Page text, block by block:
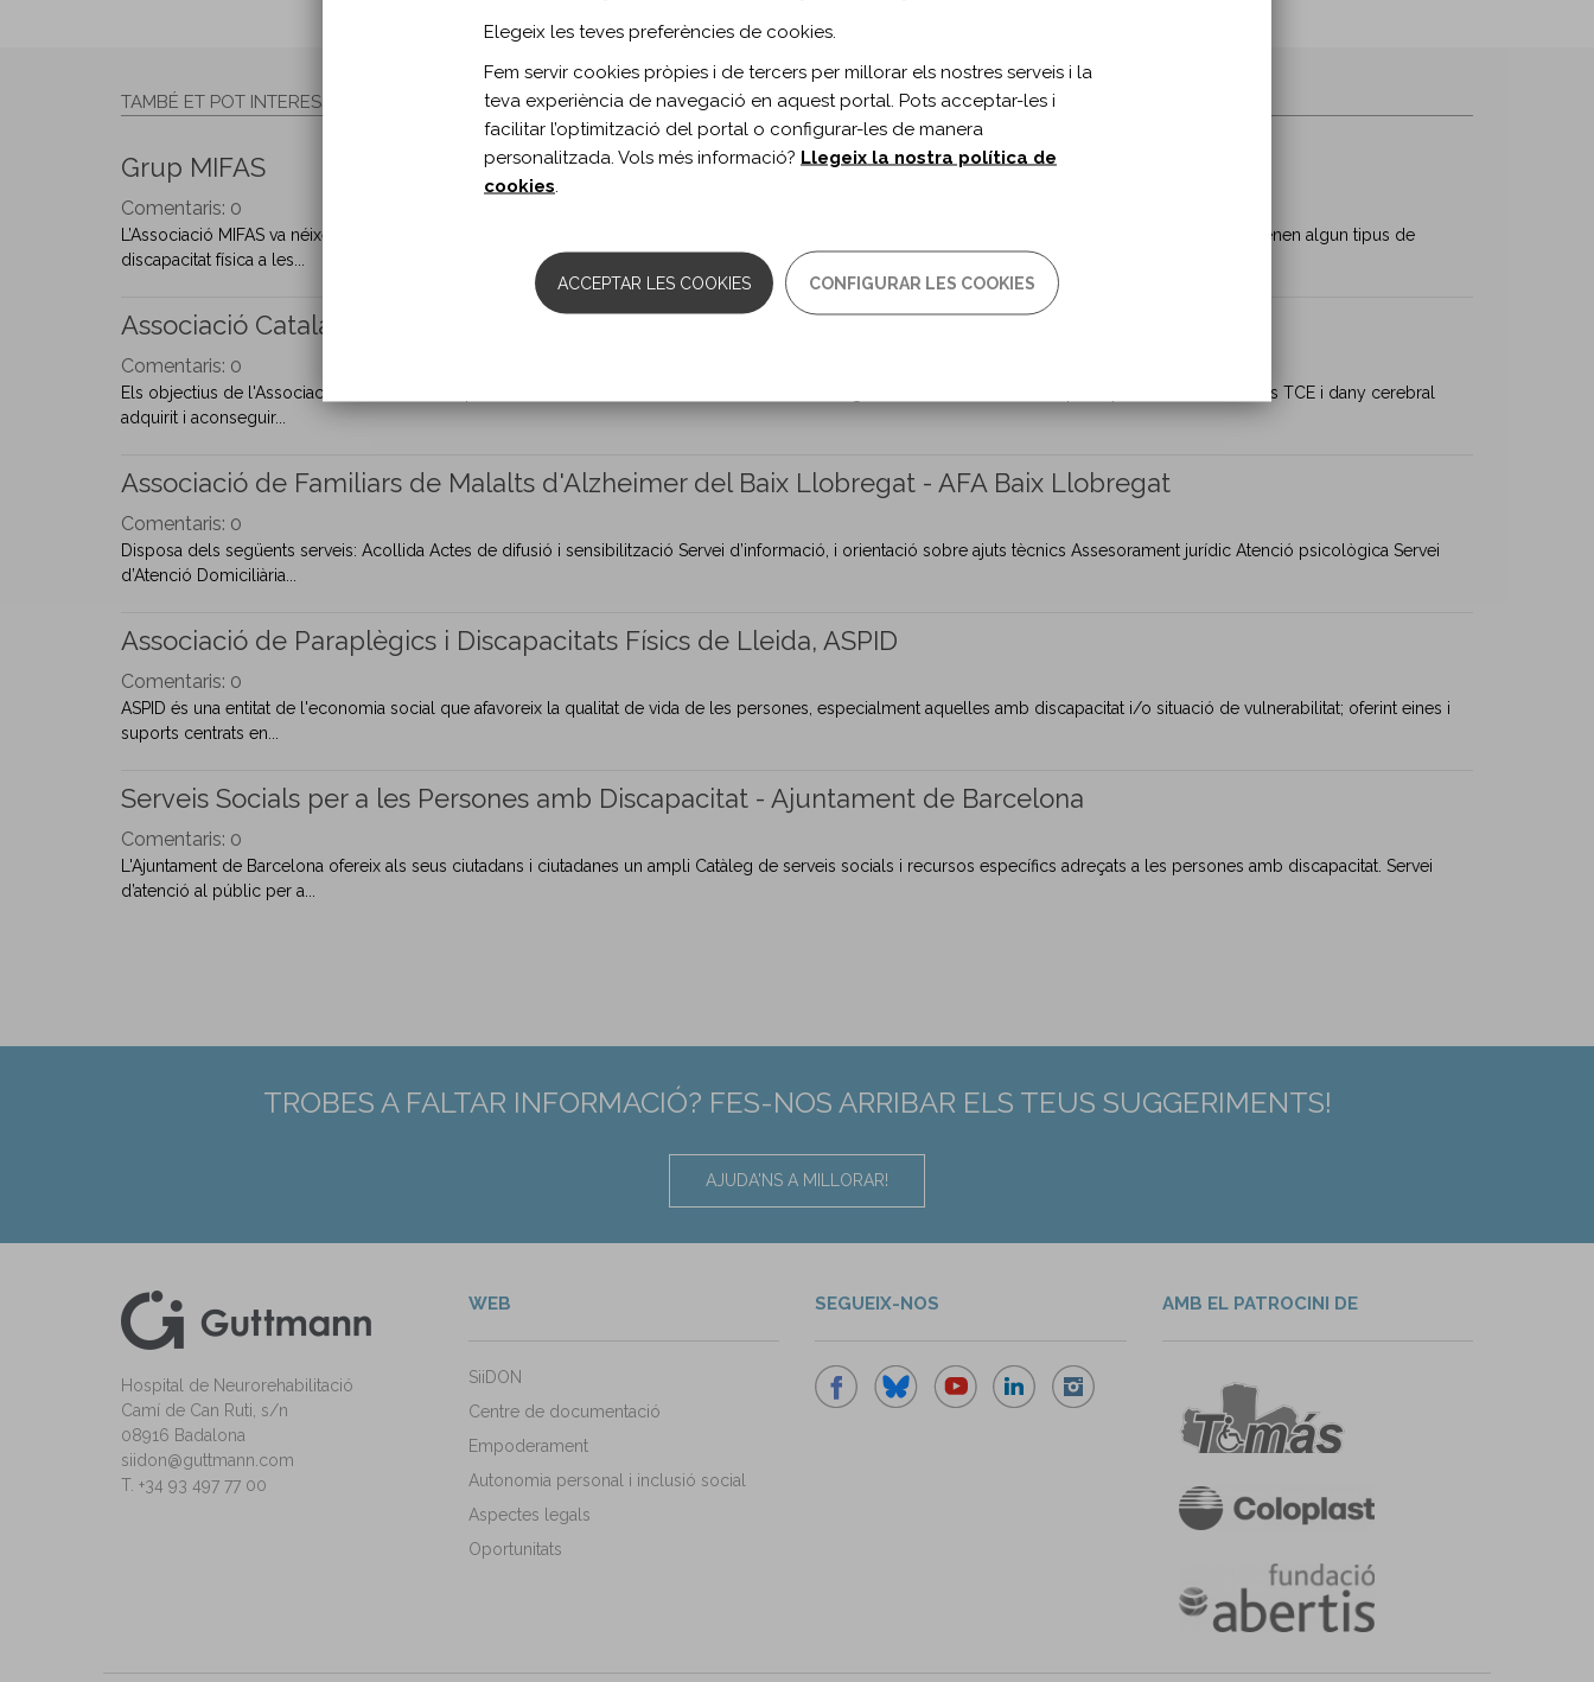
TAMBÉ ET POT INTERESSAR
Grup MIFAS
Comentaris: 0
L’Associació MIFAS va néixer l’any 1979 motivada per la necessitat d’ajuntar esforços per atendre les demandes i les necessitats de les persones que tenen algun tipus de
discapacitat física a les...
Associació Catalana de Traumàtics Cranioencefàlics i Dany Cerebral, TRACE
Comentaris: 0
Els objectius de l'Associació són millorar la qualitat de vida dels afectats i dels familiars, aconseguir una infraestructura adequada per al tractament dels TCE i dany cerebral
adquirit i aconseguir...
Associació de Familiars de Malalts d'Alzheimer del Baix Llobregat - AFA Baix Llobregat
Comentaris: 0
Disposa dels següents serveis: Acollida Actes de difusió i sensibilització Servei d’informació, i orientació sobre ajuts tècnics Assesorament jurídic Atenció psicològica Servei
d’Atenció Domiciliària...
Associació de Paraplègics i Discapacitats Físics de Lleida, ASPID
Comentaris: 0
ASPID és una entitat de l'economia social que afavoreix la qualitat de vida de les persones, especialment aquelles amb discapacitat i/o situació de vulnerabilitat; oferint eines i
suports centrats en...
Serveis Socials per a les Persones amb Discapacitat - Ajuntament de Barcelona
Comentaris: 0
L'Ajuntament de Barcelona ofereix als seus ciutadans i ciutadanes un ampli Catàleg de serveis socials i recursos específics adreçats a les persones amb discapacitat. Servei
d’atenció al públic per a...
TROBES A FALTAR INFORMACIÓ? FES-NOS ARRIBAR ELS TEUS SUGGERIMENTS!
AJUDA'NS A MILLORAR!
Hospital de Neurorehabilitació
Camí de Can Ruti, s/n
08916 Badalona
siidon@guttmann.com
T. +34 93 497 77 00
WEB
SiiDON
Centre de documentació
Empoderament
Autonomia personal i inclusió social
Aspectes legals
Oportunitats
SEGUEIX-NOS AMB EL PATROCINI DE
Elegeix les teves preferències de cookies.
Fem servir cookies pròpies i de tercers per millorar els nostres serveis i la
teva experiència de navegació en aquest portal. Pots acceptar-les i
facilitar l’optimització del portal o configurar-les de manera
personalitzada. Vols més informació? Llegeix la nostra política de
cookies
ACCEPTAR LES COOKIES CONFIGURAR LES COOKIES